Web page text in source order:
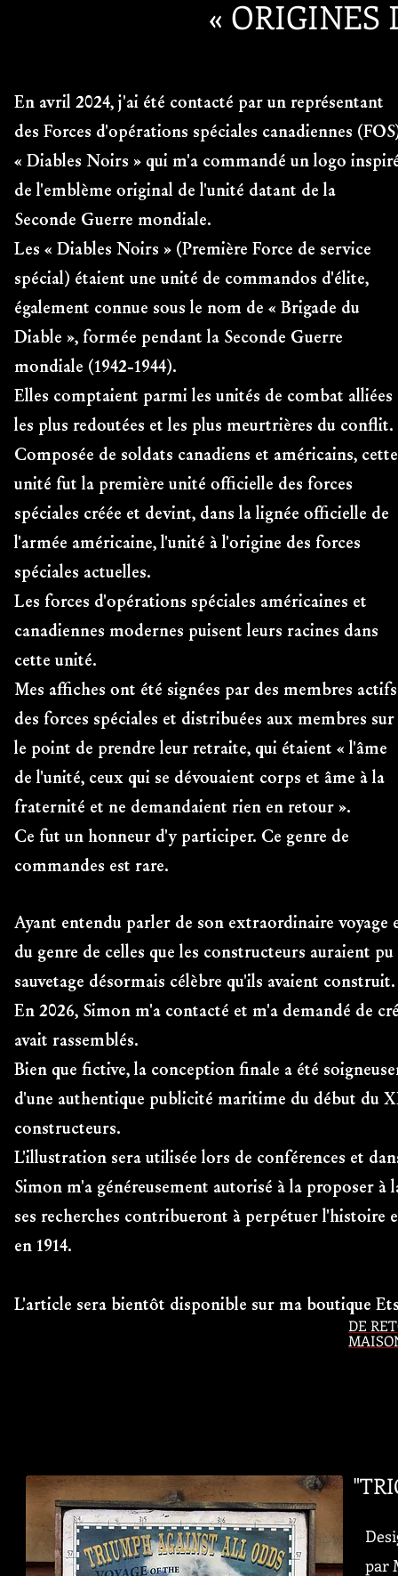
« ORIGINES
En avril 2024, j'ai été contacté par un représentant
des Forces d'opérations spéciales canadiennes
« Diables Noirs » qui m'a commandé un logo
de l'emblème original de l'unité datant de la
Seconde Guerre mondiale.
Les « Diables Noirs » (Première Force de service
spécial) étaient une unité de commandos d'élite,
également connue sous le nom de « Brigade du
Diable », formée pendant la Seconde Guerre
mondiale (1942-1944).
Elles comptaient parmi les unités de combat alliées
les plus redoutées et les plus meurtrières du conflit.
Composée de soldats canadiens et américains, cette
unité fut la première unité officielle des forces
spéciales créée et devint, dans la lignée officielle de
l'armée américaine, l'unité à l'origine des forces
spéciales actuelles.
Les forces d'opérations spéciales américaines et
canadiennes modernes puisent leurs racines dans
cette unité.
Mes affiches ont été signées par des membres actifs
des forces spéciales et distribuées aux membres sur
le point de prendre leur retraite, qui étaient « l'âme
de l'unité, ceux qui se dévouaient corps et âme à la
fraternité et ne demandaient rien en retour ».
Ce fut un honneur d'y participer. Ce genre de
commandes est rare.
Ayant entendu parler de son extraordinaire
du genre de celles que les constructeurs auraient
sauvetage désormais célèbre qu'ils avaient construit.
En 2026, Simon m'a contacté et m'a demandé de
avait rassemblés.
Bien que fictive, la conception finale a été
d'une authentique publicité maritime du début du
constructeurs.
L'illustration sera utilisée lors de conférences et
Simon m'a généreusement autorisé à la proposer
ses recherches contribueront à perpétuer
en 1914.
L'article sera bientôt disponible sur ma boutique
DE
par